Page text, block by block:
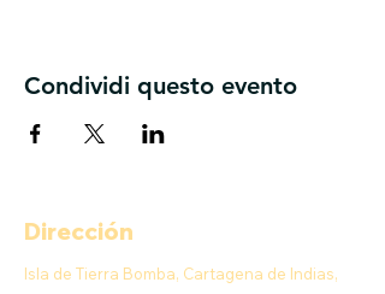
Condividi questo evento
Dirección
Isla de Tierra Bomba, Cartagena de Indias,